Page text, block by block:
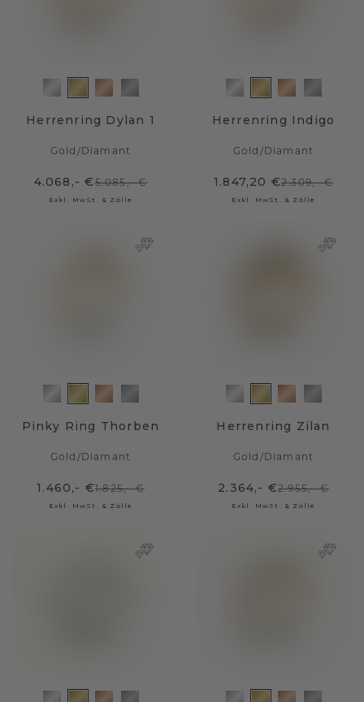
Herrenring Dylan 1
Gold /Diamant
4.068,- €5.085,- €
Exkl. MwSt. & Zölle
Herrenring Indigo
Gold /Diamant
1.847,20 €2.309,- €
Exkl. MwSt. & Zölle
Pinky Ring Thorben
Gold /Diamant
1.460,- €1.825,- €
Exkl. MwSt. & Zölle
Herrenring Zilan
Gold /Diamant
2.364,- €2.955,- €
Exkl. MwSt. & Zölle